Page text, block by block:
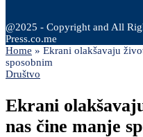
@2025 - Copyright and All
Press.co.me
Home » Ekrani olakšavaju
sposobnim
Društvo
Ekrani
nas čine manje